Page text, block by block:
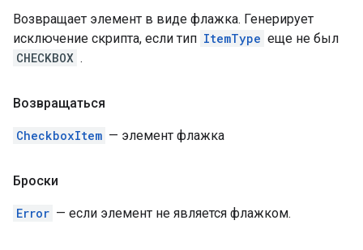
Возвращает элемент в виде флажка. Генерирует
исключение скрипта, если тип ItemType еще не был
CHECKBOX .
Возвращаться
CheckboxItem — элемент флажка
Броски
Error — если элемент не является флажком.